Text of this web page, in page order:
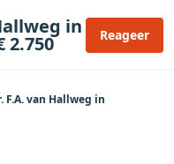
in
2.750 Reageer
van Hallweg in